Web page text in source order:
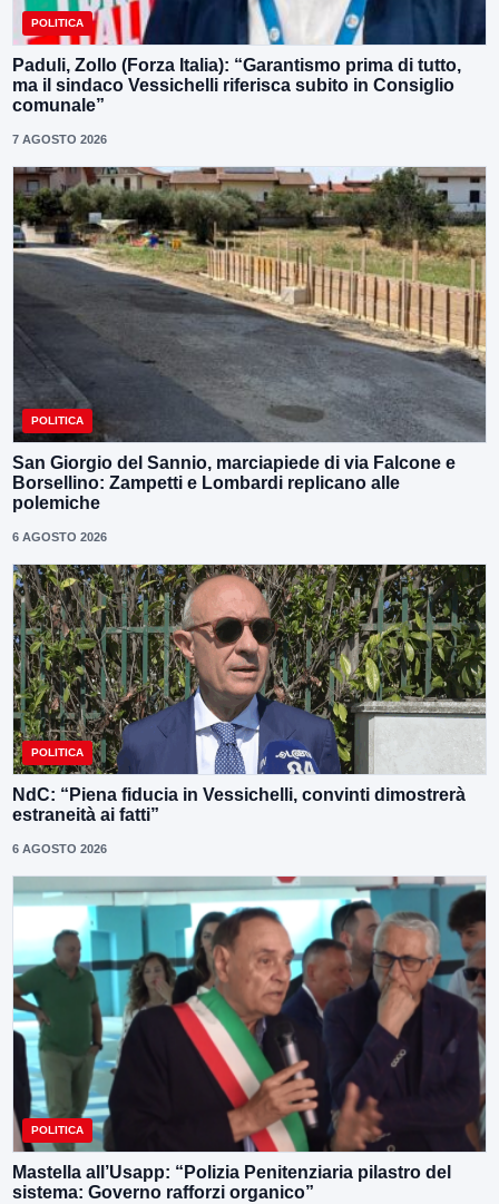
POLITICA
Paduli, Zollo (Forza Italia): “Garantismo prima di tutto,
ma il sindaco Vessichelli riferisca subito in Consiglio
comunale”
7 AGOSTO 2026
POLITICA
San Giorgio del Sannio, marciapiede di via Falcone e
Borsellino: Zampetti e Lombardi replicano alle
polemiche
6 AGOSTO 2026
POLITICA
NdC: “Piena fiducia in Vessichelli, convinti dimostrerà
estraneità ai fatti”
6 AGOSTO 2026
POLITICA
Mastella all’Usapp: “Polizia Penitenziaria pilastro del
sistema: Governo rafforzi organico”